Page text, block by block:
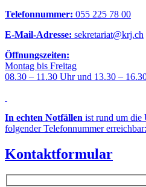
Telefonnummer: 055 225 78 00
E-Mail-Adresse: sekretariat@krj.ch
Öffnungszeiten:
Montag bis Freitag
08.30 – 11.30 Uhr und 13.30 –
In echten Notfällen ist rund um die
folgender Telefonnummer
Kontaktformular